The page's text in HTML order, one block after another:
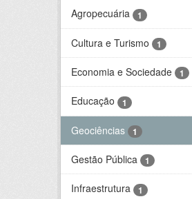
Agropecuária
1
Cultura e Turismo 1
Economia e Sociedade 1
Educação 1
Geociências 1
Gestão Pública 1
Infraestrutura 1